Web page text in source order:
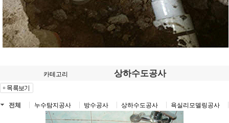
카테고리 상하수도공사
전체 누수탐지공사 방수공사 상하수도공사 욕실리모델링공사